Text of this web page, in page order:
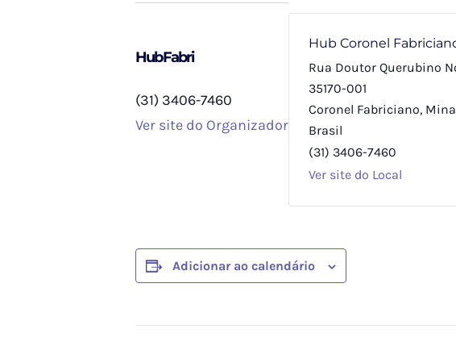
HubFabri
(31) 3406-7460
Ver site do Organizador
Hub Coronel
Rua Doutor Querubino
35170-001
Coronel Fabriciano,
Brasil
(31) 3406-7460
Ver site do Local
Adicionar ao calendário